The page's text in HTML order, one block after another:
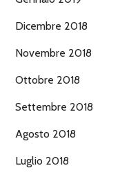
Dicembre 2018
Novembre 2018
Ottobre 2018
Settembre 2018
Agosto 2018
Luglio 2018